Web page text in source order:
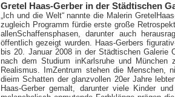
Gretel Haas-Gerber in der Städtischen
„Ich und die Welt“ nannte die Malerin Gretel
zugleich Programm fürdie erste große
allenSchaffensphasen, darunter auch
öffentlich gezeigt wurden. Haas-Gerbers
bis 20. Januar 2008 in der Städtischen Galerie
nach dem Studium inKarlsruhe und München
Realismus. ImZentrum stehen die Menschen,
dieim Schatten der glanzvollen 20er Jahre
Haas-Gerber gemalt, darunter viele Kinder